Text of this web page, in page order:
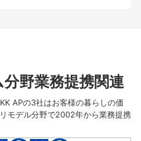
分野業務提携関連
APの3社はお客様の暮らしの価
モデル分野で2002年から業務提携